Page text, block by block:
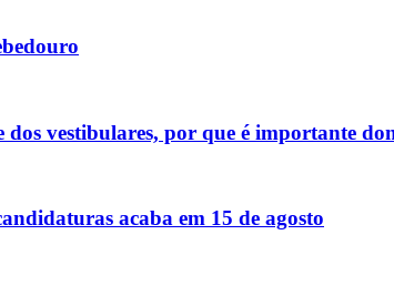
vestibulares, por que é importante
acaba em 15 de agosto